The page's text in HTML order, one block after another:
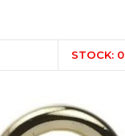
STOCK: 0